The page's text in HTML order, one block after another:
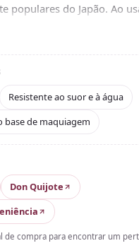
populares do Japão. Ao
, então é
no calor do verão
Japão, costuma-se
superresistente à
suor e água, o que
base de maquiagem e
limpeza facial comum,
conquistou
Resistente ao suor e à água
base de maquiagem
Don Quijote
de compra para encontrar um